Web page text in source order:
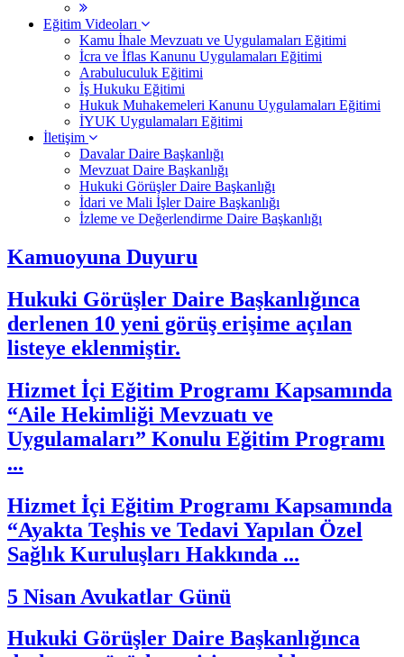
Eğitim Videoları
Kamu İhale Mevzuatı ve Uygulamaları Eğitimi
İcra ve İflas Kanunu Uygulamaları Eğitimi
Arabuluculuk Eğitimi
İş Hukuku Eğitimi
Hukuk Muhakemeleri Kanunu Uygulamaları Eğitimi
İYUK Uygulamaları Eğitimi
İletişim
Davalar Daire Başkanlığı
Mevzuat Daire Başkanlığı
Hukuki Görüşler Daire Başkanlığı
İdari ve Mali İşler Daire Başkanlığı
İzleme ve Değerlendirme Daire Başkanlığı
Kamuoyuna Duyuru
Hukuki Görüşler Daire Başkanlığınca
derlenen 10 yeni görüş erişime açılan
listeye eklenmiştir.
Hizmet İçi Eğitim Programı Kapsamında
“Aile Hekimliği Mevzuatı ve
Uygulamaları” Konulu Eğitim Programı
...
Hizmet İçi Eğitim Programı Kapsamında
“Ayakta Teşhis ve Tedavi Yapılan Özel
Sağlık Kuruluşları Hakkında ...
5 Nisan Avukatlar Günü
Hukuki Görüşler Daire Başkanlığınca